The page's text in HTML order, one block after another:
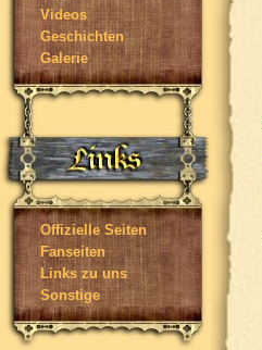
Videos
Geschichten
Galerie
Offizielle Seiten
Fanseiten
Links zu uns
Sonstige